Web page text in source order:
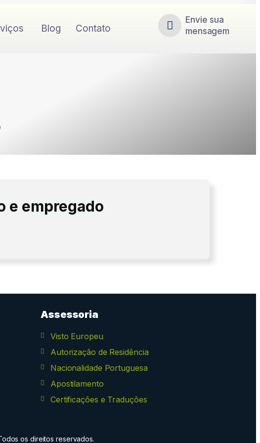
Blog Contato
Envie sua
mensagem
e empregado
Assessoria
Visto Europeu
Autorização de Residência
Nacionalidade Portuguesa
Apostilamento
Certificações e Traduções
os direitos reservados.